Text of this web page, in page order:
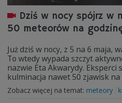
Dziś w nocy spójrz w
50 meteorów na
Już dziś w nocy, z 5 na 6 maja,
To wtedy wypada szczyt
nazwie Eta Akwarydy. Eksperci
kulminacja nawet 50 zjawisk na
Zobacz więcej na temat: meteory